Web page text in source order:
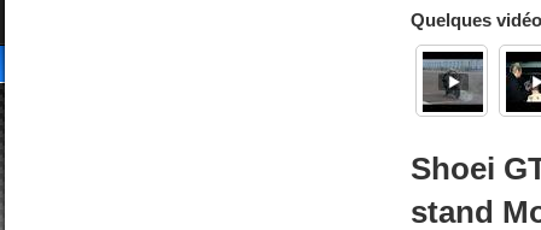
Quelques
Shoei
stand